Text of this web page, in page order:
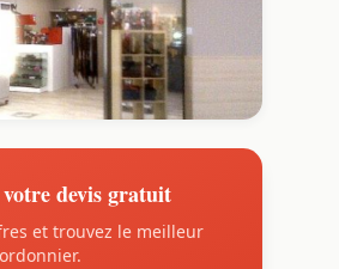
devis gratuit
et trouvez le meilleur